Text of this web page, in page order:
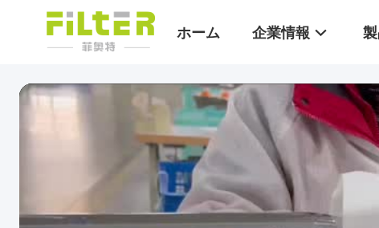
ホーム 企業情報